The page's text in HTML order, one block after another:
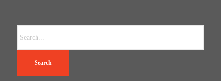
Search